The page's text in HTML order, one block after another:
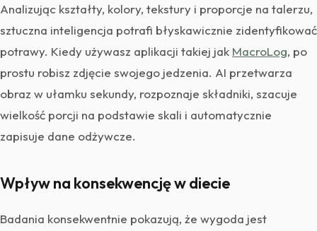
Analizując kształty, kolory, tekstury i proporcje na talerzu,
sztuczna inteligencja potrafi błyskawicznie zidentyfikować
potrawy. Kiedy używasz aplikacji takiej jak MacroLog, po
prostu robisz zdjęcie swojego jedzenia. AI przetwarza
obraz w ułamku sekundy, rozpoznaje składniki, szacuje
wielkość porcji na podstawie skali i automatycznie
zapisuje dane odżywcze.
Wpływ na konsekwencję w diecie
Badania konsekwentnie pokazują, że wygoda jest